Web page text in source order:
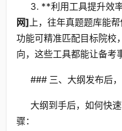
3. **利用工具提升效
网]上，往年真题题库能
功能可精准匹配目标院校
向，这些工具都能让备考
### 三、大纲发布后
大纲到手后，如何快
骤：